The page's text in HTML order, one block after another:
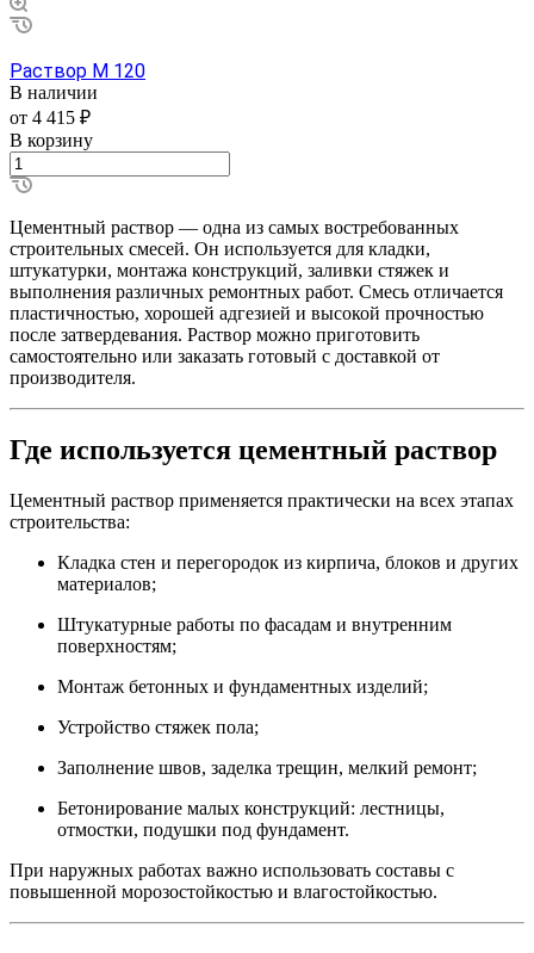
Раствор М 120
В наличии
от 4 415 ₽
В корзину
Цементный раствор — одна из самых востребованных
строительных смесей. Он используется для кладки,
штукатурки, монтажа конструкций, заливки стяжек и
выполнения различных ремонтных работ. Смесь отличается
пластичностью, хорошей адгезией и высокой прочностью
после затвердевания. Раствор можно приготовить
самостоятельно или заказать готовый с доставкой от
производителя.
Где используется цементный раствор
Цементный раствор применяется практически на всех этапах
строительства:
Кладка стен и перегородок из кирпича, блоков и других
материалов;
Штукатурные работы по фасадам и внутренним
поверхностям;
Монтаж бетонных и фундаментных изделий;
Устройство стяжек пола;
Заполнение швов, заделка трещин, мелкий ремонт;
Бетонирование малых конструкций: лестницы,
отмостки, подушки под фундамент.
При наружных работах важно использовать составы с
повышенной морозостойкостью и влагостойкостью.